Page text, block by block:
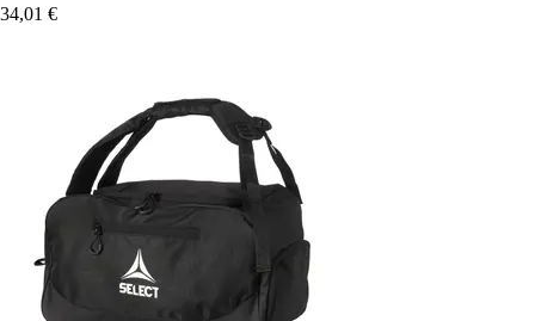
34,01 €